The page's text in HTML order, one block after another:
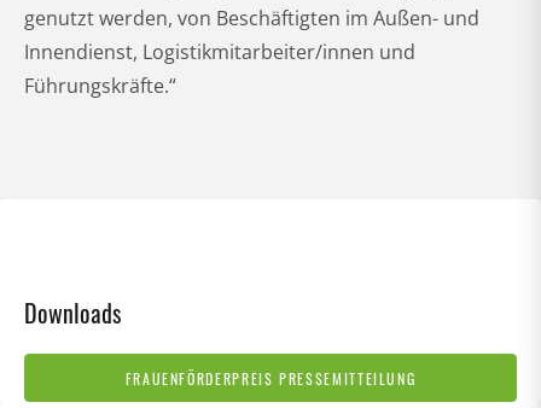
Downloads
FRAUENFÖRDERPREIS PRESSEMITTEILUNG
genutzt werden, von Beschäftigten im Außen- und
Innendienst, Logistikmitarbeiter/innen und
Führungskräfte.“